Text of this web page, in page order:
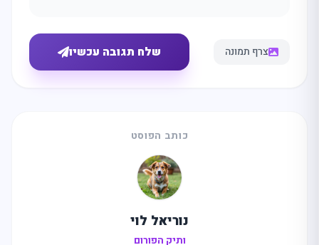
צרף תמונה שלח תגובה עכשיו
כותב הפוסט
נוריאל לוי
ותיק הפורום